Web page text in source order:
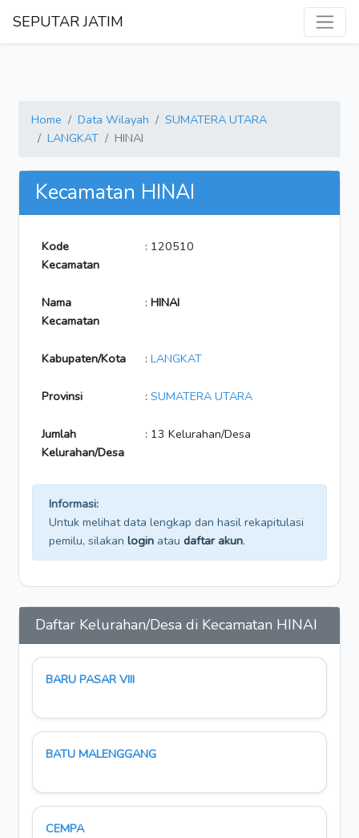
SEPUTAR JATIM
Home Data Wilayah
SUMATERA UTARA
LANGKAT
HINAI
Kecamatan HINAI
Kode
Kecamatan
: 120510
Nama
Kecamatan
: HINAI
Kabupaten/Kota : LANGKAT
Provinsi : SUMATERA UTARA
Jumlah
Kelurahan/Desa
: 13 Kelurahan/Desa
Informasi:
Untuk melihat data lengkap dan hasil rekapitulasi
pemilu, silakan login atau daftar akun.
Daftar Kelurahan/Desa di Kecamatan HINAI
BARU PASAR VIII
BATU MALENGGANG
CEMPA